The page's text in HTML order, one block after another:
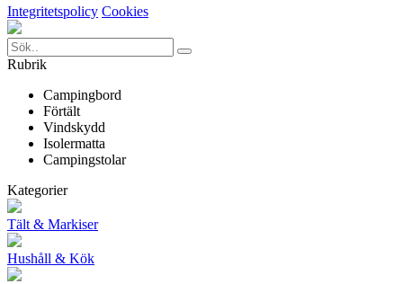
Integritetspolicy Cookies
Rubrik
Campingbord
Förtält
Vindskydd
Isolermatta
Campingstolar
Kategorier
Tält & Markiser
Hushåll & Kök